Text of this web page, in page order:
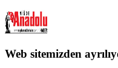
Web sitemizden